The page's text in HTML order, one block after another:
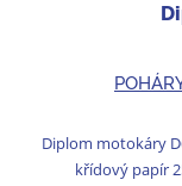
Diplom motokáry
křídový papír